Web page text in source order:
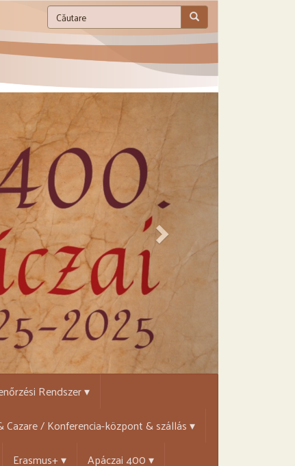
Rendszer ▾
Cazare / Konferencia-központ & szállás ▾
Erasmus+ ▾ Apáczai 400 ▾